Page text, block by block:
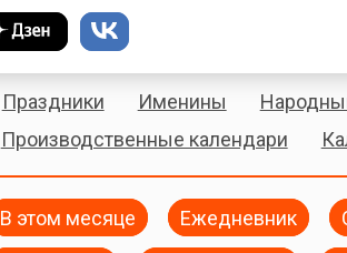
Праздники Именины
Производственные календари
В этом месяце Ежедневник